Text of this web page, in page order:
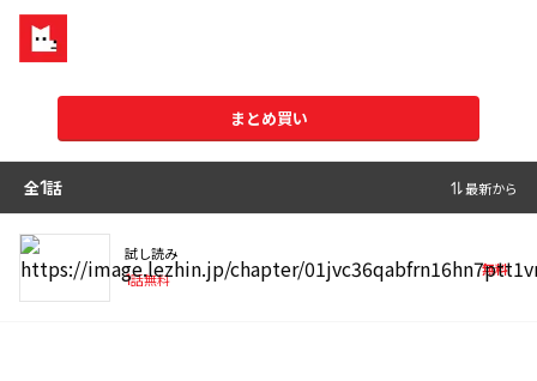
まとめ買い
全1話 最新から
試し読み
1話無料
無料